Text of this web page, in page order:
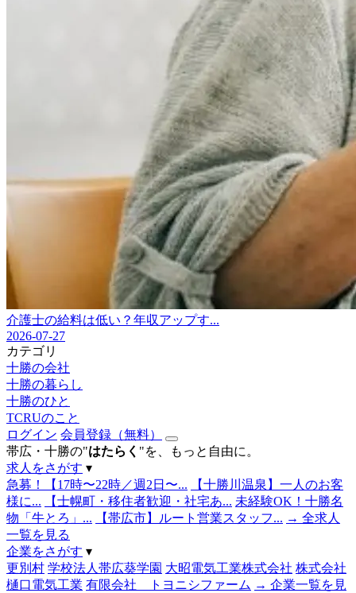
介護士の給料は低い？年収アップす...
2026-07-27
カテゴリ
十勝の会社
十勝の暮らし
十勝のひと
TCRUのこと
ログイン 会員登録（無料）
帯広・十勝の"はたらく "を、もっと自由に。
求人をさがす ▾
急募！【17時〜22時／週2日〜...
【十勝川温泉】一人のお客
様に...
【士幌町・移住者歓迎・社宅あ... 未経験OK！十勝名
物「牛とろ」...
【帯広市】ルート営業スタッフ... → 全求人
一覧を見る
企業をさがす ▾
更別村 学校法人帯広葵学園 大昭電気工業株式会社 株式会社
樋口電気工業 有限会社 トヨニシファーム → 企業一覧を見